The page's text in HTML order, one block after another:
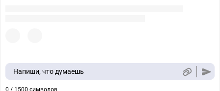
Напиши, что думаешь
0 / 1500 символов